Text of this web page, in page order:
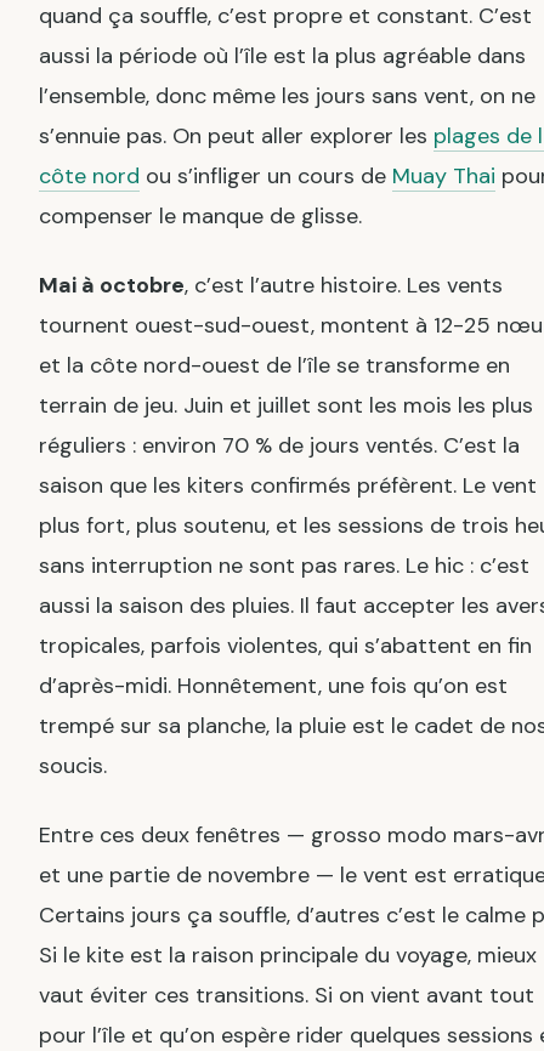
quand ça souffle, c’est propre et constant. C’est
aussi la période où l’île est la plus agréable dans
l’ensemble, donc même les jours sans vent, on ne
s’ennuie pas. On peut aller explorer les plages de
côte nord ou s’infliger un cours de Muay Thai
compenser le manque de glisse.
Mai à octobre, c’est l’autre histoire. Les vents
tournent ouest-sud-ouest, montent à 12-25
et la côte nord-ouest de l’île se transforme en
terrain de jeu. Juin et juillet sont les mois les plus
réguliers : environ 70 % de jours ventés. C’est la
saison que les kiters confirmés préfèrent. Le
plus fort, plus soutenu, et les sessions de trois
sans interruption ne sont pas rares. Le hic : c’est
aussi la saison des pluies. Il faut accepter les
tropicales, parfois violentes, qui s’abattent en fin
d’après-midi. Honnêtement, une fois qu’on est
trempé sur sa planche, la pluie est le cadet de
soucis.
Entre ces deux fenêtres — grosso modo mars-
et une partie de novembre — le vent est
Certains jours ça souffle, d’autres c’est le calme
Si le kite est la raison principale du voyage, mieux
vaut éviter ces transitions. Si on vient avant tout
pour l’île et qu’on espère rider quelques sessions